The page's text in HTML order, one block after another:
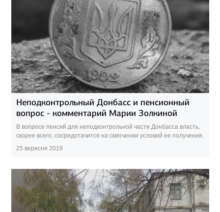
Неподконтрольный Донбасс и пенсионный
вопрос - комментарий Марии Золкиной
В вопросе пенсий для неподконтрольной части Донбасса власть,
скорее всего, сосредотачится на смягчении условий ее получения.
25 вересня 2019